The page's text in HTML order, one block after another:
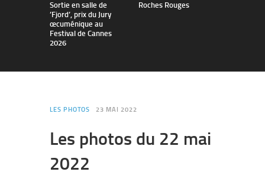
Sortie en salle de
’Fjord’, prix du Jury
œcuménique au
Festival de Cannes
2026
Roches Rouges
LES PHOTOS 23 MAI 2022
Les photos du 22 mai
2022